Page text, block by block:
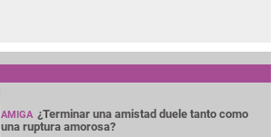
AMIGA ¿Terminar una amistad duele tanto como
una ruptura amorosa?